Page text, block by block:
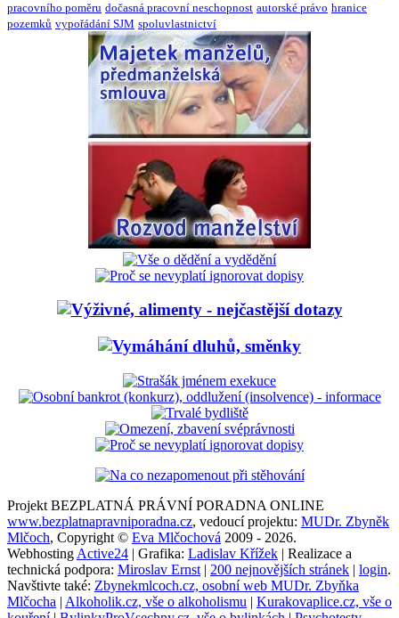
pracovního poměru dočasná pracovní neschopnost autorské právo hranice
pozemků vypořádání SJM spoluvlastnictví
Projekt BEZPLATNÁ PRÁVNÍ PORADNA ONLINE
www.bezplatnapravniporadna.cz, vedoucí projektu: MUDr. Zbyněk
Mlčoch, Copyright © Eva Mlčochová 2009 - 2026.
Webhosting Active24 | Grafika: Ladislav Křížek | Realizace a
technická podpora: Miroslav Ernst | 200 nejnovějších stránek | login.
Navštivte také: Zbynekmlcoch.cz, osobní web MUDr. Zbyňka
Mlčocha | Alkoholik.cz, vše o alkoholismu | Kurakovaplice.cz, vše o